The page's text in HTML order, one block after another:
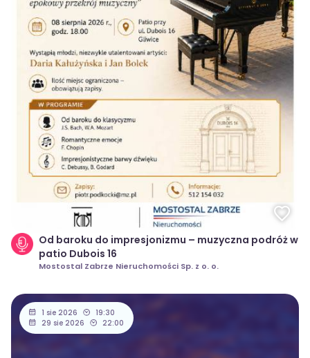
Od baroku do impresjonizmu – muzyczna podróż w
patio Dubois 16
Mostostal Zabrze Nieruchomości Sp. z o. o.
1 sie 2026
19:30
29 sie 2026
22:00